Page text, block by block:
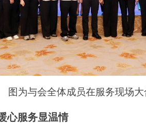
图为与会全体成员在服务现场大
心服务显温情